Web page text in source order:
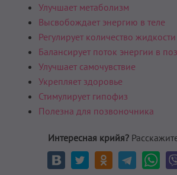
Улучшает метаболизм
Высвобождает энергию в теле
Регулирует количество жидкости
Балансирует поток энергии в
Улучшает самочувствие
Укрепляет здоровье
Стимулирует гипофиз
Полезна для позвоночника
Интересная крийя?